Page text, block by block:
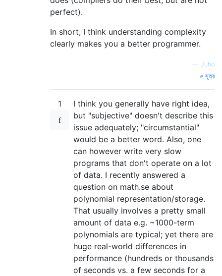
perfect).
In short, I think understanding complexity
clearly makes you a better programmer.
— Juho
সূত্র
1
I think you generally have right idea,
but "subjective" doesn't describe this
issue adequately; "circumstantial"
would be a better word. Also, one
can however write very slow
programs that don't operate on a lot
of data. I recently answered a
question on math.se about
polynomial representation/storage.
That usually involves a pretty small
amount of data e.g. ~1000-term
polynomials are typical; yet there are
huge real-world differences in
performance (hundreds or thousands
of seconds vs. a few seconds for a